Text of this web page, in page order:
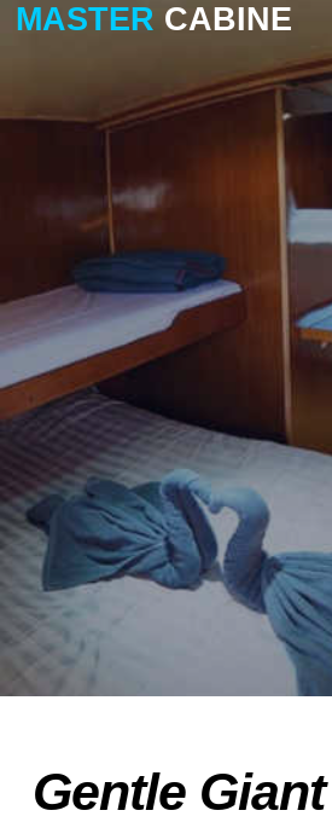
MASTER CABINE
Gentle Giant